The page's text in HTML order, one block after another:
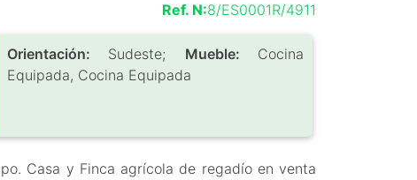
Ref. N:8/ES0001R/4911
Orientación: Sudeste; Mueble: Cocina
Equipada, Cocina Equipada
Casa y Finca agrícola de regadío en venta